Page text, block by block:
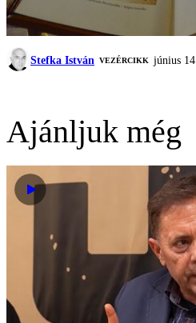
Stefka István VEZÉRCIKK június 14.
Ajánljuk még